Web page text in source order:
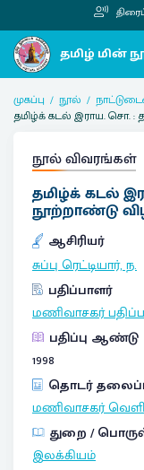
முகப்பு நூல்
தமிழ்க் கடல் இராய. சொ. :
நூல் விவரங்கள்
தமிழ்க் கடல்
நூற்றாண்டு
ஆசிரியர்
சுப்பு ரெட்டியார், ந.
பதிப்பாளர்
மணிவாசகர்
பதிப்பு ஆண்டு
1998
தொடர்
மணிவாசகர்
துறை /
இலக்கியம்